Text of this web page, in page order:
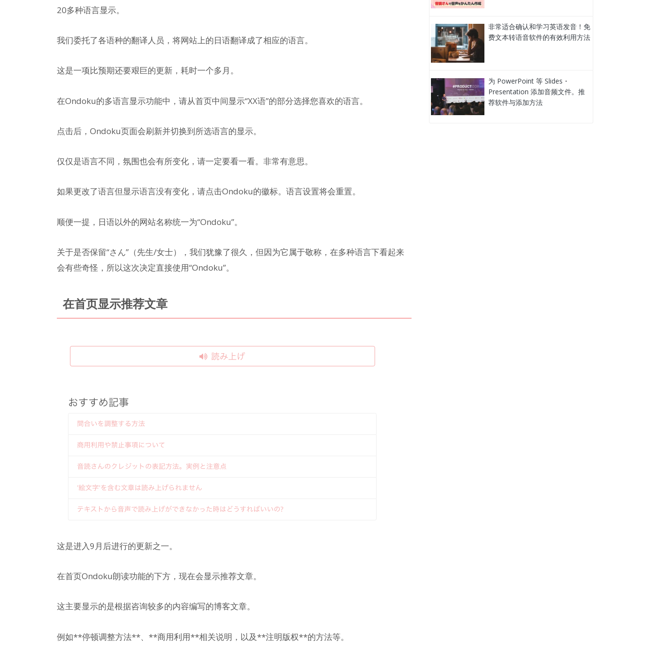
20多种语言显示。
我们委托了各语种的翻译人员，将网站上的日语翻译成了相应的语言。
这是一项比预期还要艰巨的更新，耗时一个多月。
在Ondoku的多语言显示功能中，请从首页中间显示“XX语”的部分选择您喜欢的语言。
点击后，Ondoku页面会刷新并切换到所选语言的显示。
仅仅是语言不同，氛围也会有所变化，请一定要看一看。非常有意思。
如果更改了语言但显示语言没有变化，请点击Ondoku的徽标。语言设置将会重置。
顺便一提，日语以外的网站名称统一为“Ondoku”。
关于是否保留“さん”（先生/女士），我们犹豫了很久，但因为它属于敬称，在多种语言下看起来
会有些奇怪，所以这次决定直接使用“Ondoku”。
在首页显示推荐文章
这是进入9月后进行的更新之一。
在首页Ondoku朗读功能的下方，现在会显示推荐文章。
这主要显示的是根据咨询较多的内容编写的博客文章。
例如**停顿调整方法**、**商用利用**相关说明，以及**注明版权**的方法等。
非常适合确认和学习英语发音！免
费文本转语音软件的有效利用方法
为 PowerPoint 等 Slides・
Presentation 添加音频文件。推
荐软件与添加方法